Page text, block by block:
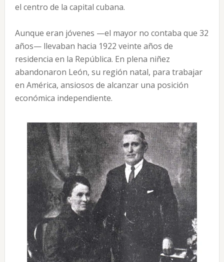
el centro de la capital cubana.
Aunque eran jóvenes —el mayor no contaba que 32
años— llevaban hacia 1922 veinte años de
residencia en la República. En plena niñez
abandonaron León, su región natal, para trabajar
en América, ansiosos de alcanzar una posición
económica independiente.